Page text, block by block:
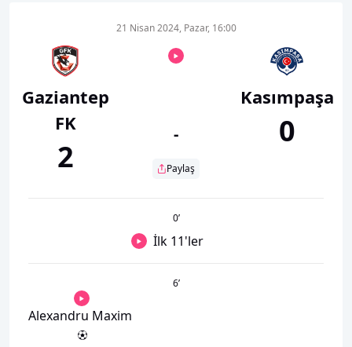
Gaziantep
FK
2
21 Nisan 2024, Pazar, 16:00
-
Paylaş
Kasımpaşa
0
0’
İlk 11'ler
6’
Alexandru Maxim